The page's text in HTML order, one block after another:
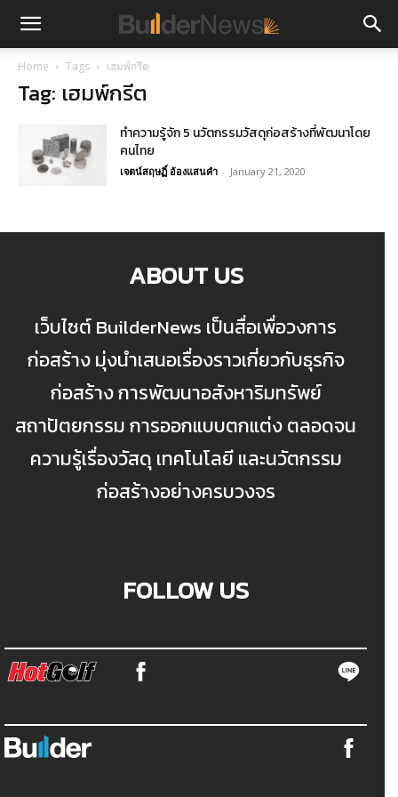
Home Tags เฮมพ์กรีต
Tag: เฮมพ์กรีต
ทำความรู้จัก 5 นวัตกรรมวัสดุก่อสร้างที่พัฒนาโดย
คนไทย
เจตน์สฤษฏิ์ อ้องแสนคำ - January 21, 2020
ABOUT US
เว็บไซต์ BuilderNews เป็นสื่อเพื่อวงการ
ก่อสร้าง มุ่งนำเสนอเรื่องราวเกี่ยวกับธุรกิจ
ก่อสร้าง การพัฒนาอสังหาริมทรัพย์
สถาปัตยกรรม การออกแบบตกแต่ง ตลอดจน
ความรู้เรื่องวัสดุ เทคโนโลยี และนวัตกรรม
ก่อสร้างอย่างครบวงจร
FOLLOW US